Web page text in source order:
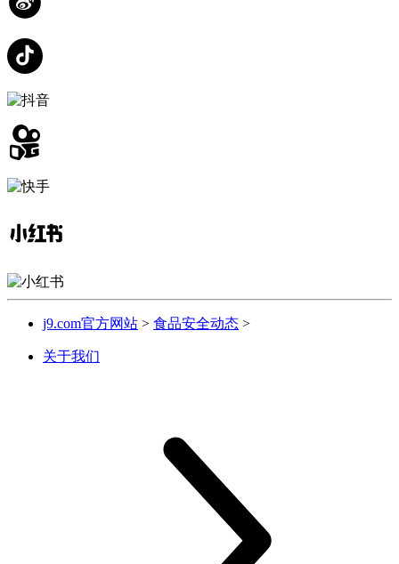
j9.com官方网站 > 食品安全动态 >
关于我们